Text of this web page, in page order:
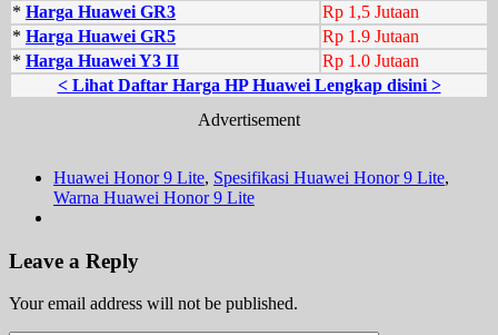
* Harga Huawei GR3
Rp 1,5 Jutaan
* Harga Huawei GR5
Rp 1.9 Jutaan
* Harga Huawei Y3 II
Rp 1.0 Jutaan
< Lihat Daftar Harga HP Huawei Lengkap disini >
Advertisement
Huawei Honor 9 Lite, Spesifikasi Huawei Honor 9 Lite,
Warna Huawei Honor 9 Lite
Leave a Reply
Your email address will not be published.